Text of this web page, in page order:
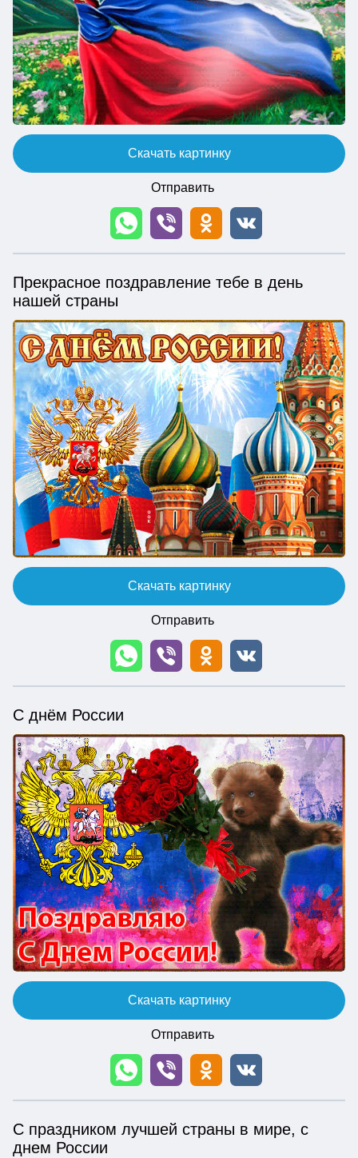
Скачать картинку
Отправить
Прекрасное поздравление тебе в день
нашей страны
Скачать картинку
Отправить
С днём России
Скачать картинку
Отправить
С праздником лучшей страны в мире, с
днем России